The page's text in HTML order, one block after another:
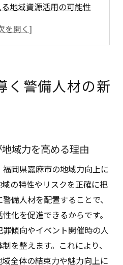
地域資源活用の可能性
域イベントの成功事例
が変える嘉麻市の日常
活満足度に与える影響
よる犯罪抑止のヒント
導入事例から学ぶ効果
備人材が果たす役割
警備体制の実践知
守る取り組みの最前線
の信頼につながる理由
く警備人材の新
域力を高める理由
岡県嘉麻市の地域力向上に
の特性やリスクを正確に把
備人材を配置することで、
化を促進できるからです。
傾向やイベント開催時の人
を整えます。これにより、
全体の結束力や魅力向上に